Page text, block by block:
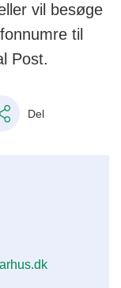
vil besøge
til
Post.
Del